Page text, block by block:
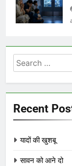
Search
for:
Recent
यादों की खुशबू
सावन को आने दो